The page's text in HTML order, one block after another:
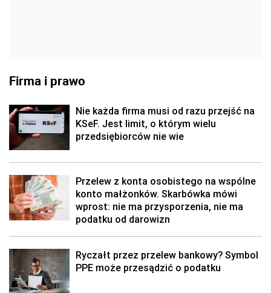
Firma i prawo
Nie każda firma musi od razu przejść na
KSeF. Jest limit, o którym wielu
przedsiębiorców nie wie
Przelew z konta osobistego na wspólne
konto małżonków. Skarbówka mówi
wprost: nie ma przysporzenia, nie ma
podatku od darowizn
Ryczałt przez przelew bankowy? Symbol
PPE może przesądzić o podatku